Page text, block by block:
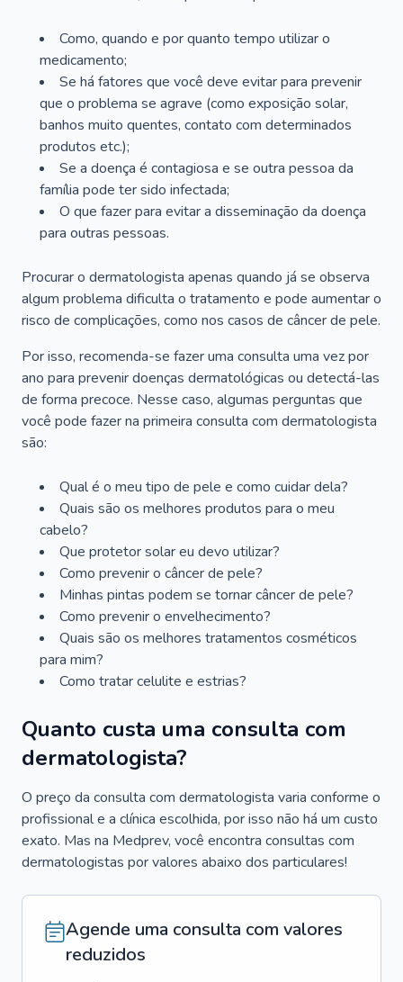
Como, quando e por quanto tempo utilizar o
medicamento;
Se há fatores que você deve evitar para prevenir
que o problema se agrave (como exposição solar,
banhos muito quentes, contato com determinados
produtos etc.);
Se a doença é contagiosa e se outra pessoa da
família pode ter sido infectada;
O que fazer para evitar a disseminação da doença
para outras pessoas.
Procurar o dermatologista apenas quando já se observa
algum problema dificulta o tratamento e pode aumentar o
risco de complicações, como nos casos de câncer de pele.
Por isso, recomenda-se fazer uma consulta uma vez por
ano para prevenir doenças dermatológicas ou detectá-las
de forma precoce. Nesse caso, algumas perguntas que
você pode fazer na primeira consulta com dermatologista
são:
Qual é o meu tipo de pele e como cuidar dela?
Quais são os melhores produtos para o meu
cabelo?
Que protetor solar eu devo utilizar?
Como prevenir o câncer de pele?
Minhas pintas podem se tornar câncer de pele?
Como prevenir o envelhecimento?
Quais são os melhores tratamentos cosméticos
para mim?
Como tratar celulite e estrias?
Quanto custa uma consulta com
dermatologista?
O preço da consulta com dermatologista varia conforme o
profissional e a clínica escolhida, por isso não há um custo
exato. Mas na Medprev, você encontra consultas com
dermatologistas por valores abaixo dos particulares!
Agende uma consulta com valores
reduzidos